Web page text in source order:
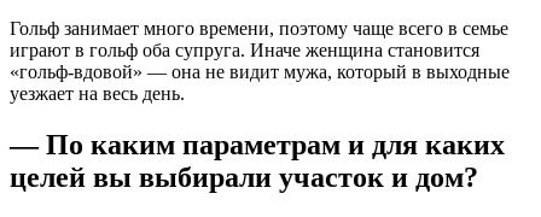
Гольф занимает много времени, поэтому чаще всего в семье
играют в гольф оба супруга. Иначе женщина становится
«гольф-вдовой» — она не видит мужа, который в выходные
уезжает на весь день.
— По каким параметрам и для каких
целей вы выбирали участок и дом?